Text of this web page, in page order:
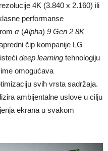
4K (3.840 x 2.160) ili
performanse
α (Alpha) 9 Gen 2 8K
čip kompanije LG
deep learning tehnologiju
omogućava
svih vrsta sadržaja.
ambijentalne uslove u cilju
ekrana u svakom